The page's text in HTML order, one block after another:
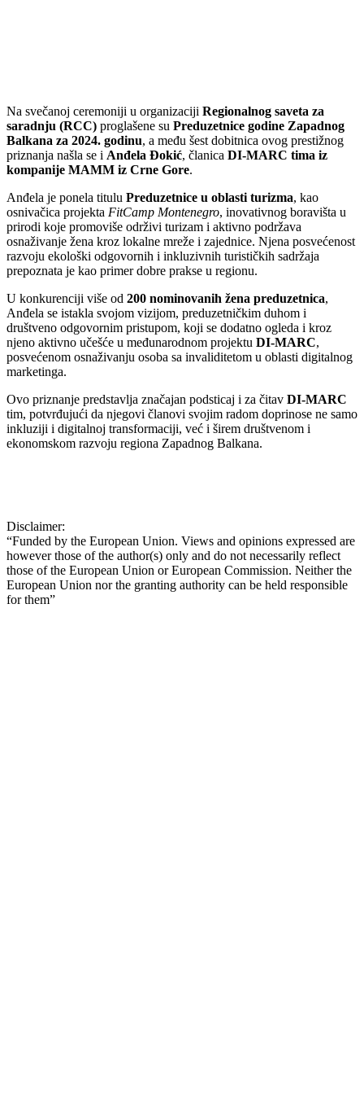
Na svečanoj ceremoniji u organizaciji Regionalnog saveta za
saradnju (RCC) proglašene su Preduzetnice godine Zapadnog
Balkana za 2024. godinu, a među šest dobitnica ovog prestižnog
priznanja našla se i Anđela Đokić, članica DI-MARC tima iz
kompanije MAMM iz Crne Gore.
Anđela je ponela titulu Preduzetnice u oblasti turizma, kao
osnivačica projekta FitCamp Montenegro, inovativnog boravišta u
prirodi koje promoviše održivi turizam i aktivno podržava
osnaživanje žena kroz lokalne mreže i zajednice. Njena posvećenost
razvoju ekološki odgovornih i inkluzivnih turističkih sadržaja
prepoznata je kao primer dobre prakse u regionu.
U konkurenciji više od 200 nominovanih žena preduzetnica,
Anđela se istakla svojom vizijom, preduzetničkim duhom i
društveno odgovornim pristupom, koji se dodatno ogleda i kroz
njeno aktivno učešće u međunarodnom projektu DI-MARC,
posvećenom osnaživanju osoba sa invaliditetom u oblasti digitalnog
marketinga.
Ovo priznanje predstavlja značajan podsticaj i za čitav DI-MARC
tim, potvrđujući da njegovi članovi svojim radom doprinose ne samo
inkluziji i digitalnoj transformaciji, već i širem društvenom i
ekonomskom razvoju regiona Zapadnog Balkana.
Disclaimer:
“Funded by the European Union. Views and opinions expressed are
however those of the author(s) only and do not necessarily reflect
those of the European Union or European Commission. Neither the
European Union nor the granting authority can be held responsible
for them”